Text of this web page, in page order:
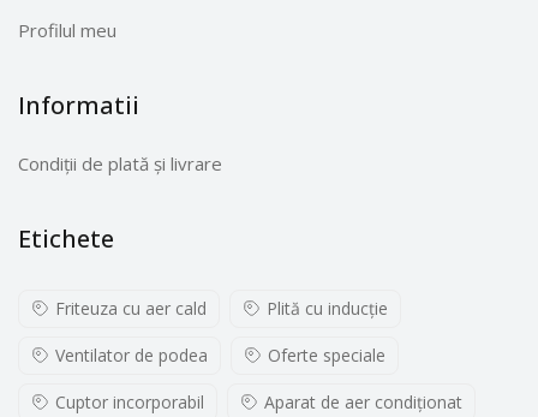
Profilul meu
Informatii
Condiții de plată și livrare
Etichete
Friteuza cu aer cald Plită cu inducţie
Ventilator de podea Oferte speciale
Cuptor incorporabil Aparat de aer condiționat